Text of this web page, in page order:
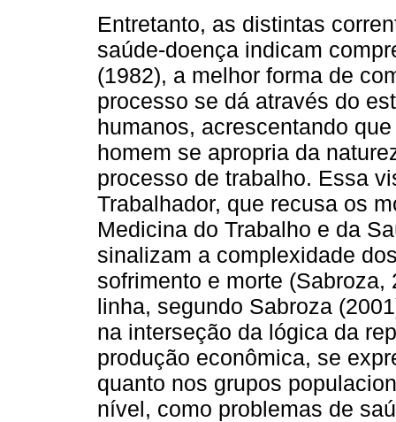
Entretanto, as distintas
saúde-doença indicam
(1982), a melhor forma de
processo se dá através do
humanos, acrescentando
homem se apropria da
processo de trabalho. Essa
Trabalhador, que recusa os
Medicina do Trabalho e da
sinalizam a complexidade
sofrimento e morte
linha, segundo Sabroza
na interseção da lógica da
produção econômica, se
quanto nos grupos
nível, como problemas de